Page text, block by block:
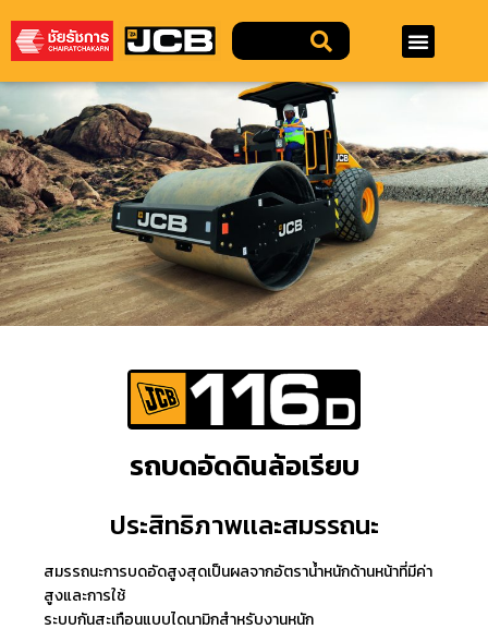
รถบดอัดดินล้อเรียบ
ประสิทธิภาพเเละสมรรถนะ
สมรรถนะการบดอัดสูงสุดเป็นผลจากอัตราน้ำหนักด้านหน้าที่มีค่า
สูงและการใช้
ระบบกันสะเทือนแบบไดนามิกสำหรับงานหนัก